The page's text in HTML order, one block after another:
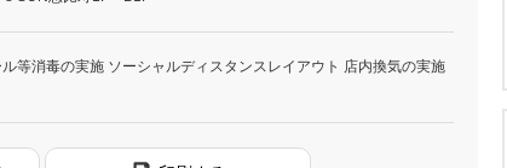
等消毒の実施 ソーシャルディスタンスレイアウト 店内換気の実施